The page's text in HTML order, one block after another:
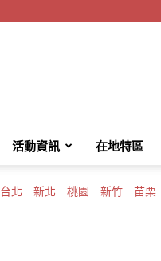
活動資訊 在地特區
台北 新北 桃園 新竹 苗栗